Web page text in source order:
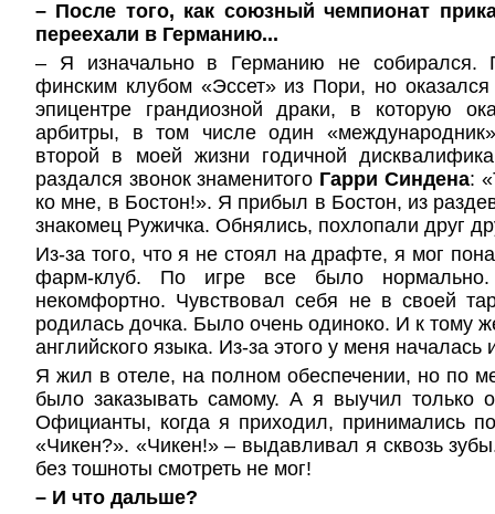
– После того, как союзный чемпионат
переехали в Германию...
– Я изначально в Германию не собирался.
финским клубом «Эссет» из Пори, но
эпицентре грандиозной драки, в которую
арбитры, в том числе один
второй в моей жизни годичной
раздался звонок знаменитого Гарри Синдена:
ко мне, в Бостон!». Я прибыл в Бостон, из
знакомец Ружичка. Обнялись, похлопали друг
Из-за того, что я не стоял на драфте, я мог
фарм-клуб. По игре все было нормально.
некомфортно. Чувствовал себя не в своей
родилась дочка. Было очень одиноко. И к тому
английского языка. Из-за этого у меня началась
Я жил в отеле, на полном обеспечении, но по
было заказывать самому. А я выучил только
Официанты, когда я приходил, принимались
«Чикен?». «Чикен!» – выдавливал я сквозь
без тошноты смотреть не мог!
– И что дальше?